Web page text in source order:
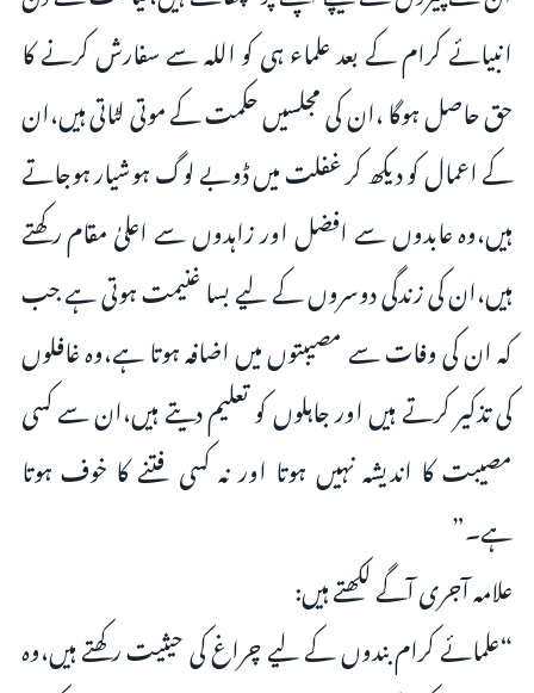
انبیائے کرام کے بعد علماء ہی کو اللہ سے سفارش کرنے کا
حق حاصل ہوگا ،ان کی مجلسیں حکمت کے موتی لٹاتی ہیں،ان
کے اعمال کو دیکھ کر غفلت میں ڈوبے لوگ ہوشیار ہوجاتے
ہیں،وہ عابدوں سے افضل اور زاہدوں سے اعلیٰ مقام رکھتے
ہیں،ان کی زندگی دوسروں کے لیے بسا غنیمت ہوتی ہے جب
کہ ان کی وفات سے مصیبتوں میں اضافہ ہوتا ہے،وہ غافلوں
کی تذکیر کرتے ہیں اور جاہلوں کو تعلیم دیتے ہیں،ان سے کسی
مصیبت کا اندیشہ نہیں ہوتا اور نہ کسی فتنے کا خوف ہوتا
ہے۔”
علامہ آجری آگے لکھتے ہیں:
“علمائے کرام بندوں کے لیے چراغ کی حیثیت رکھتے ہیں،وہ